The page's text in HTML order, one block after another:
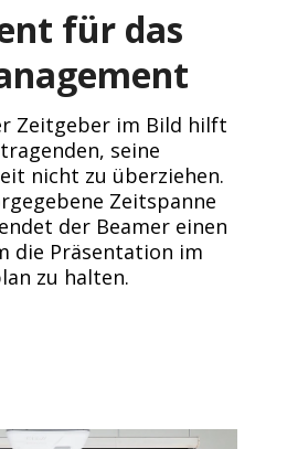
für das
Zeitgeber im Bild hilft
seine
nicht zu überziehen.
Zeitspanne
der Beamer einen
die Präsentation im
zu halten.